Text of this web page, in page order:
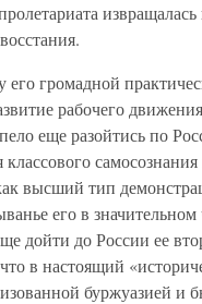
его громадной
рабочего
еще разойтись по
высший тип
его в значительном
дойти до России ее
в настоящий
буржуазией и